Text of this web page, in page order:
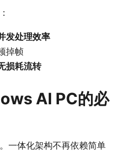
发处理效率
掉帧
损耗流转
AI PC的必
一体化架构不再依赖简单